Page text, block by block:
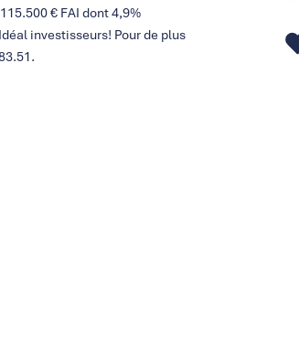
€ FAI dont 4,9%
investisseurs! Pour de plus